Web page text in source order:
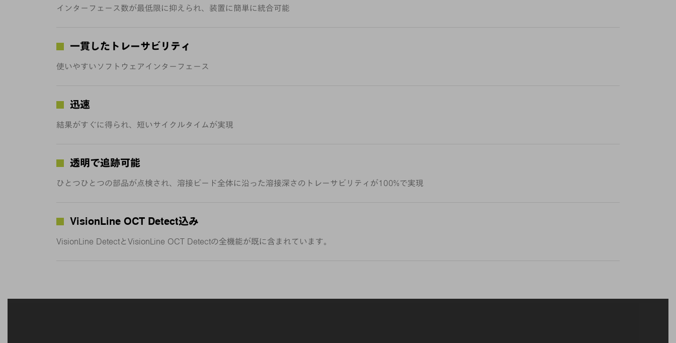
インターフェース数が最低限に抑えられ、装置に簡単に統合可能
一貫したトレーサビリティ
使いやすいソフトウェアインターフェース
迅速
結果がすぐに得られ、短いサイクルタイムが実現
透明で追跡可能
ひとつひとつの部品が点検され、溶接ビード全体に沿った溶接深さのトレーサビリティが100%で実現
VisionLine OCT Detect込み
VisionLine DetectとVisionLine OCT Detectの全機能が既に含まれています。